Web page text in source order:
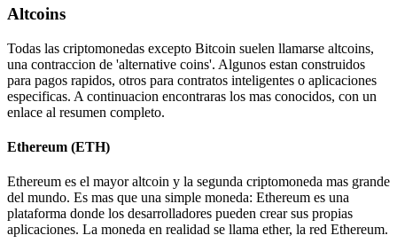
Altcoins
Todas las criptomonedas excepto Bitcoin suelen llamarse altcoins,
una contraccion de 'alternative coins'. Algunos estan construidos
para pagos rapidos, otros para contratos inteligentes o aplicaciones
especificas. A continuacion encontraras los mas conocidos, con un
enlace al resumen completo.
Ethereum (ETH)
Ethereum es el mayor altcoin y la segunda criptomoneda mas grande
del mundo. Es mas que una simple moneda: Ethereum es una
plataforma donde los desarrolladores pueden crear sus propias
aplicaciones. La moneda en realidad se llama ether, la red Ethereum.